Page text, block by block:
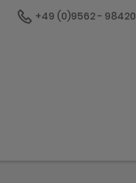
+49 (0)9562 - 98420